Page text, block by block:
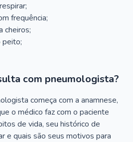
frequência;
cheiros;
peito;
com pneumologista?
começa com a anamnese,
o médico faz com o paciente
de vida, seu histórico de
e quais são seus motivos para